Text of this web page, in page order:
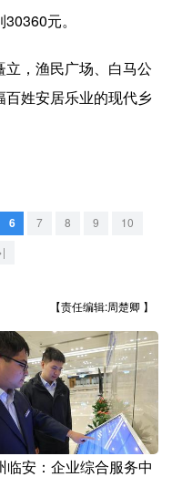
云南
龙江
元。
，渔民广场、白马公
百姓安居乐业的现代乡
6 7 8 9 10
【责任编辑:周楚卿 】
临安：企业综合服务中